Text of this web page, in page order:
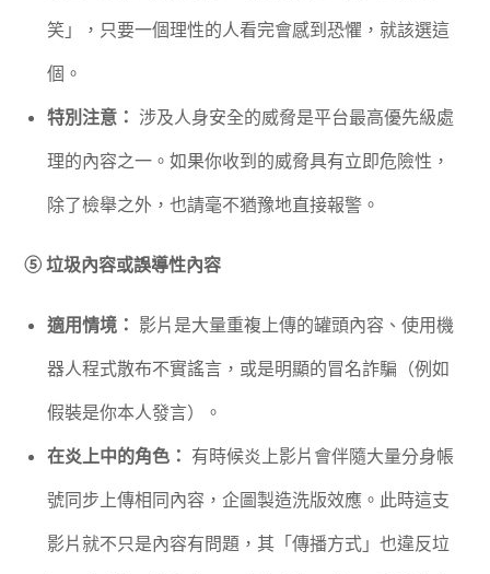
笑」，只要一個理性的人看完會感到恐懼，就該選這
個。
特別注意： 涉及人身安全的威脅是平台最高優先級處
理的內容之一。如果你收到的威脅具有立即危險性，
除了檢舉之外，也請毫不猶豫地直接報警。
⑤ 垃圾內容或誤導性內容
適用情境： 影片是大量重複上傳的罐頭內容、使用機
器人程式散布不實謠言，或是明顯的冒名詐騙（例如
假裝是你本人發言）。
在炎上中的角色： 有時候炎上影片會伴隨大量分身帳
號同步上傳相同內容，企圖製造洗版效應。此時這支
影片就不只是內容有問題，其「傳播方式」也違反垃